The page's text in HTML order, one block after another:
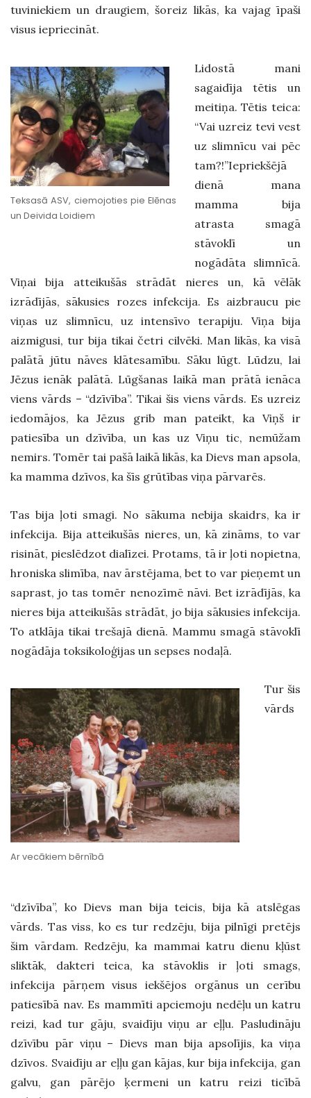
tuviniekiem un draugiem, šoreiz likās, ka vajag īpaši
visus iepriecināt.
Teksasā ASV, ciemojoties pie Elēnas
un Deivida Loidiem
Lidostā mani
sagaidīja tētis un
meitiņa. Tētis teica:
“Vai uzreiz tevi vest
uz slimnīcu vai pēc
tam?!”Iepriekšējā
dienā mana
mamma bija
atrasta smagā
stāvoklī un
nogādāta slimnīcā.
Viņai bija atteikušās strādāt nieres un, kā vēlāk
izrādījās, sākusies rozes infekcija. Es aizbraucu pie
viņas uz slimnīcu, uz intensīvo terapiju. Viņa bija
aizmigusi, tur bija tikai četri cilvēki. Man likās, ka visā
palātā jūtu nāves klātesamību. Sāku lūgt. Lūdzu, lai
Jēzus ienāk palātā. Lūgšanas laikā man prātā ienāca
viens vārds – “dzīvība”. Tikai šis viens vārds. Es uzreiz
iedomājos, ka Jēzus grib man pateikt, ka Viņš ir
patiesība un dzīvība, un kas uz Viņu tic, nemūžam
nemirs. Tomēr tai pašā laikā likās, ka Dievs man apsola,
ka mamma dzīvos, ka šīs grūtības viņa pārvarēs.
Tas bija ļoti smagi. No sākuma nebija skaidrs, ka ir
infekcija. Bija atteikušās nieres, un, kā zināms, to var
risināt, pieslēdzot dialīzei. Protams, tā ir ļoti nopietna,
hroniska slimība, nav ārstējama, bet to var pieņemt un
saprast, jo tas tomēr nenozīmē nāvi. Bet izrādījās, ka
nieres bija atteikušās strādāt, jo bija sākusies infekcija.
To atklāja tikai trešajā dienā. Mammu smagā stāvoklī
nogādāja toksikoloģijas un sepses nodaļā.
Ar vecākiem bērnībā
Tur šis
vārds
“dzīvība”, ko Dievs man bija teicis, bija kā atslēgas
vārds. Tas viss, ko es tur redzēju, bija pilnīgi pretējs
šim vārdam. Redzēju, ka mammai katru dienu kļūst
sliktāk, dakteri teica, ka stāvoklis ir ļoti smags,
infekcija pārņem visus iekšējos orgānus un cerību
patiesībā nav. Es mammīti apciemoju nedēļu un katru
reizi, kad tur gāju, svaidīju viņu ar eļļu. Pasludināju
dzīvību pār viņu – Dievs man bija apsolījis, ka viņa
dzīvos. Svaidīju ar eļļu gan kājas, kur bija infekcija, gan
galvu, gan pārējo ķermeni un katru reizi ticībā